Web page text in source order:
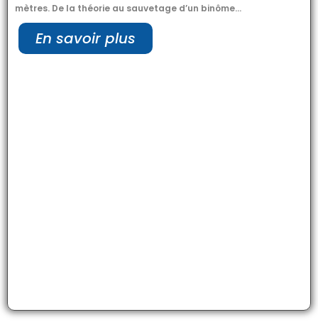
mètres. De la théorie au sauvetage d’un binôme…
En savoir plus